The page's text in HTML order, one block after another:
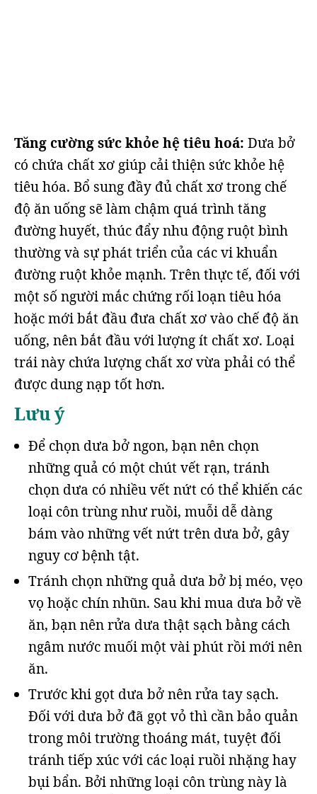
Tăng cường sức khỏe hệ tiêu hoá: Dưa bở
có chứa chất xơ giúp cải thiện sức khỏe hệ
tiêu hóa. Bổ sung đầy đủ chất xơ trong chế
độ ăn uống sẽ làm chậm quá trình tăng
đường huyết, thúc đẩy nhu động ruột bình
thường và sự phát triển của các vi khuẩn
đường ruột khỏe mạnh. Trên thực tế, đối với
một số người mắc chứng rối loạn tiêu hóa
hoặc mới bắt đầu đưa chất xơ vào chế độ ăn
uống, nên bắt đầu với lượng ít chất xơ. Loại
trái này chứa lượng chất xơ vừa phải có thể
được dung nạp tốt hơn.
Lưu ý
Để chọn dưa bở ngon, bạn nên chọn
những quả có một chút vết rạn, tránh
chọn dưa có nhiều vết nứt có thể khiến các
loại côn trùng như ruồi, muỗi dễ dàng
bám vào những vết nứt trên dưa bở, gây
nguy cơ bệnh tật.
Tránh chọn những quả dưa bở bị méo, vẹo
vọ hoặc chín nhũn. Sau khi mua dưa bở về
ăn, bạn nên rửa dưa thật sạch bằng cách
ngâm nước muối một vài phút rồi mới nên
ăn.
Trước khi gọt dưa bở nên rửa tay sạch.
Đối với dưa bở đã gọt vỏ thì cần bảo quản
trong môi trường thoáng mát, tuyệt đối
tránh tiếp xúc với các loại ruồi nhặng hay
bụi bẩn. Bởi những loại côn trùng này là